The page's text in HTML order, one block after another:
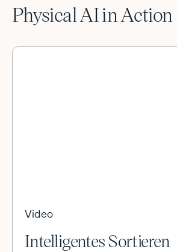
Physical AI in Action
Video
Intelligentes Sortieren